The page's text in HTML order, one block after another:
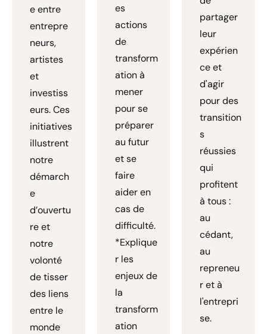
e entre
entrepre
neurs,
artistes
et
investiss
eurs. Ces
initiatives
illustrent
notre
démarch
e
d’ouvertu
re et
notre
volonté
de tisser
des liens
entre le
monde
es
actions
de
transform
ation à
mener
pour se
préparer
au futur
et se
faire
aider en
cas de
difficulté.
*Explique
r les
enjeux de
la
transform
ation
partager
leur
expérien
ce et
d'agir
pour des
transition
s
réussies
qui
profitent
à tous :
au
cédant,
au
repreneu
r et à
l'entrepri
se.